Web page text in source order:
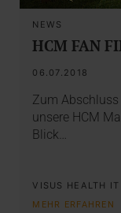
NEWS
HCM FAN
06.07.2018
Zum
unsere HCM
Blick…
VISUS HEALTH IT
MEHR ERFAHREN